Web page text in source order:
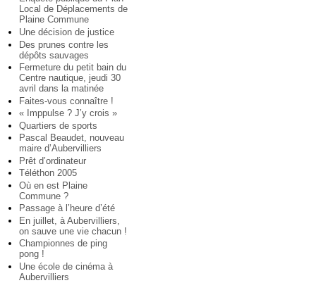
Local de Déplacements de
Plaine Commune
Une décision de justice
Des prunes contre les
dépôts sauvages
Fermeture du petit bain du
Centre nautique, jeudi 30
avril dans la matinée
Faites-vous connaître !
« Imppulse ? J’y crois »
Quartiers de sports
Pascal Beaudet, nouveau
maire d’Aubervilliers
Prêt d’ordinateur
Téléthon 2005
Où en est Plaine
Commune ?
Passage à l’heure d’été
En juillet, à Aubervilliers,
on sauve une vie chacun !
Championnes de ping
pong !
Une école de cinéma à
Aubervilliers